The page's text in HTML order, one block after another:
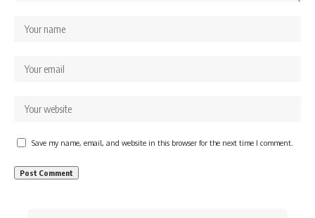
Save my name, email, and website in this browser for the next time I comment.